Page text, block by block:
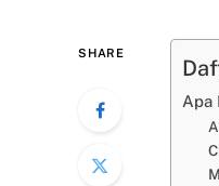
SHARE
Apa